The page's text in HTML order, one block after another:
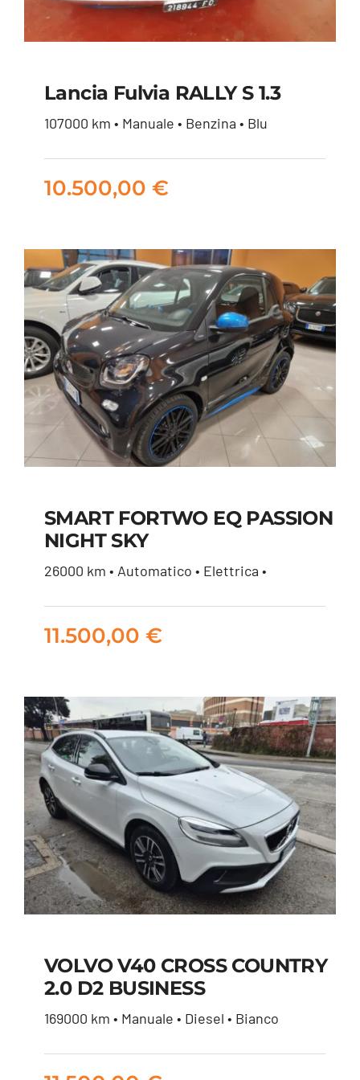
Lancia Fulvia RALLY S 1.3
107000 km • Manuale • Benzina • Blu
10.500,00 €
SMART FORTWO EQ
11.500,00
SMART FORTWO EQ PASSION
NIGHT SKY
26000 km • Automatico • Elettrica •
11.500,00 €
VOLVO V40 CROSS
COUNTRY 2.0 D2
BUSINESS
VOLVO V40 CROSS COUNTRY
2.0 D2 BUSINESS
169000 km • Manuale • Diesel • Bianco